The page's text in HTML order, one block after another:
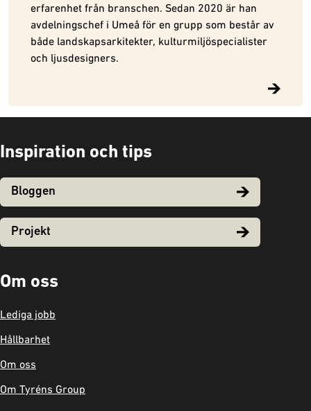
erfarenhet från branschen. Sedan 2020 är han
avdelningschef i Umeå för en grupp som består av
både landskapsarkitekter, kulturmiljöspecialister
och ljusdesigners.
Inspiration och tips
Bloggen
Projekt
Om oss
Lediga jobb
Hållbarhet
Om oss
Om Tyréns Group